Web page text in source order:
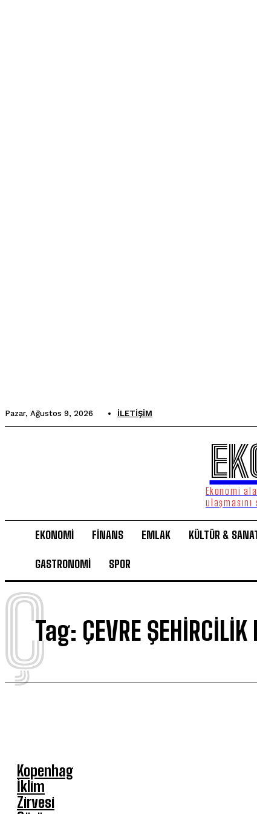
Pazar, Ağustos 9, 2026 İLETIŞIM
Ekonomi
EKONOMİ FİNANS EMLAK KÜLTÜR &
GASTRONOMİ SPOR
Tag: ÇEVRE
Ç
Kopenhag
İklim
Zirvesi